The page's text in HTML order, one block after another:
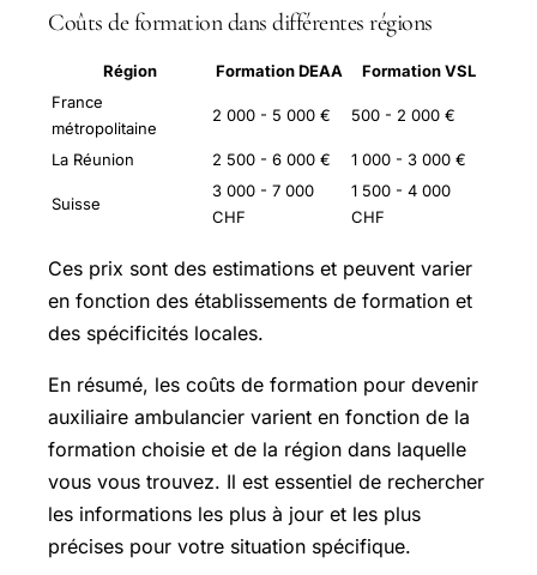
Coûts de formation dans différentes régions
Région Formation DEAA
Formation VSL
France
métropolitaine
2 000 - 5 000 € 500 - 2 000 €
La Réunion 2 500 - 6 000 € 1 000 - 3 000 €
Suisse
3 000 - 7 000
CHF
1 500 - 4 000
CHF
Ces prix sont des estimations et peuvent varier
en fonction des établissements de formation et
des spécificités locales.
En résumé, les coûts de formation pour devenir
auxiliaire ambulancier varient en fonction de la
formation choisie et de la région dans laquelle
vous vous trouvez. Il est essentiel de rechercher
les informations les plus à jour et les plus
précises pour votre situation spécifique.